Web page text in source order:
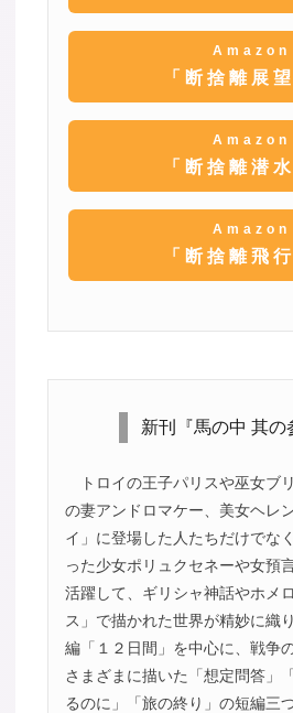
Amazon
「断捨離展
Amazon
「断捨離潜
Amazon
「断捨離飛
新刊『馬の中 其の
トロイの王子パリスや巫女ブ
の妻アンドロマケー、美女ヘレ
イ」に登場した人たちだけでな
った少女ポリュクセネーや女預
活躍して、ギリシャ神話やホメ
ス」で描かれた世界が精妙に織
編「１２日間」を中心に、戦争
さまざまに描いた「想定問答」
るのに」「旅の終り」の短編三